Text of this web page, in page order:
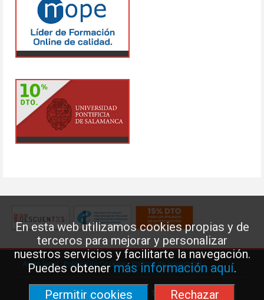
En esta web utilizamos cookies propias y de
terceros para mejorar y personalizar
nuestros servicios y facilitarte la navegación.
Puedes obtenermás información aquí.
Permitir cookies
Rechazar
Aviso legal·Política de Cookies·Política de privacidad
Federación de Enseñanza de USO · Teléfono: 91 577 41 13 ·